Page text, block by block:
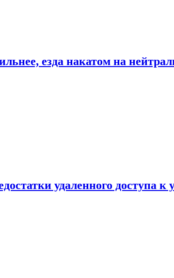
езда накатом на
удаленного доступа к